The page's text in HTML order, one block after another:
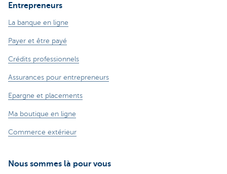
Entrepreneurs
La banque en ligne
Payer et être payé
Crédits professionnels
Assurances pour entrepreneurs
Epargne et placements
Ma boutique en ligne
Commerce extérieur
Nous sommes là pour vous